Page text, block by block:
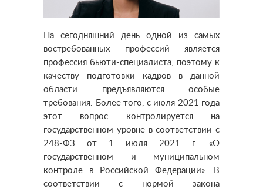
На сегодняшний день одной из самых
востребованных профессий является
профессия бьюти-специалиста, поэтому к
качеству подготовки кадров в данной
области предъявляются особые
требования. Более того, с июля 2021 года
этот вопрос контролируется на
государственном уровне в соответствии с
248-ФЗ от 1 июля 2021 г. «О
государственном и муниципальном
контроле в Российской Федерации». В
соответствии с нормой закона